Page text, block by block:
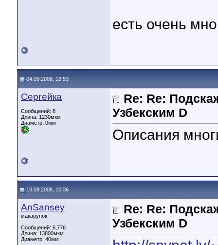
есть очень
04.09.2008, 13:53
Сергейка
Сообщений: 8
Длина: 1230мкм
Диаметр: 0мм
Re: Re:
Узбекским D
Описания
18.09.2008, 10:36
AnSansey
макарунок
Сообщений: 6,776
Длина: 13800мкм
Диаметр: 40мм
Re: Re:
Узбекским D